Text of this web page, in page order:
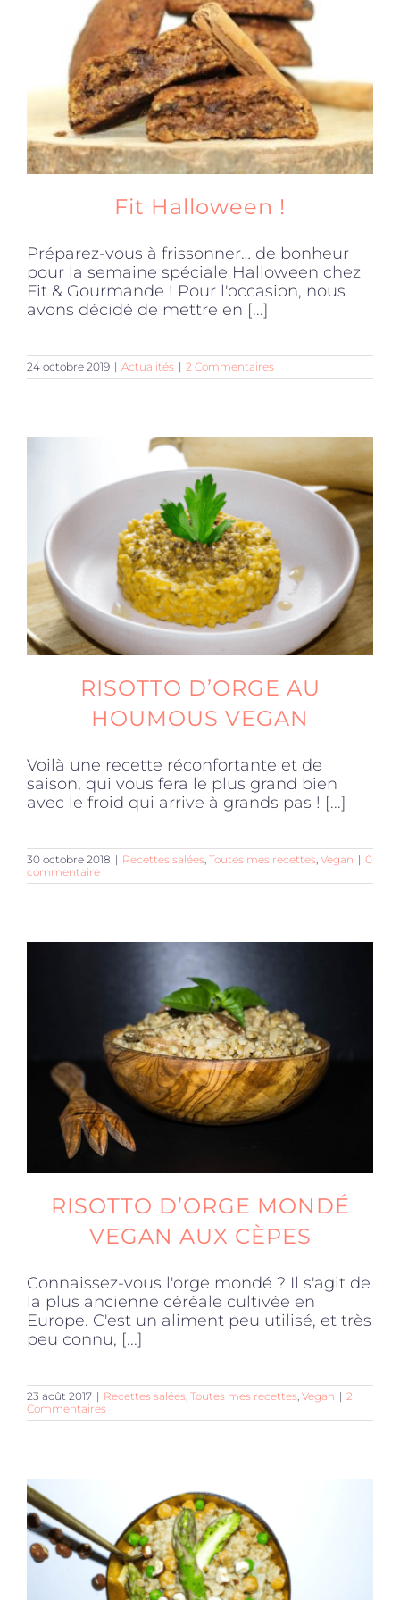
Produits sains
Click and collect
Traiteur
Accessoires
Fit Halloween !
Préparez-vous à frissonner… de bonheur
pour la semaine spéciale Halloween chez
Fit & Gourmande ! Pour l'occasion, nous
avons décidé de mettre en [...]
24 octobre 2019 | Actualités | 2 Commentaires
RISOTTO D’ORGE AU
HOUMOUS VEGAN
Voilà une recette réconfortante et de
saison, qui vous fera le plus grand bien
avec le froid qui arrive à grands pas ! [...]
30 octobre 2018 | Recettes salées Toutes mes recettes Vegan | 0
commentaire
RISOTTO D’ORGE MONDÉ
VEGAN AUX CÈPES
Connaissez-vous l'orge mondé ? Il s'agit de
la plus ancienne céréale cultivée en
Europe. C'est un aliment peu utilisé, et très
peu connu, [...]
23 août 2017 | Recettes salées Toutes mes recettes Vegan | 2
Commentaires